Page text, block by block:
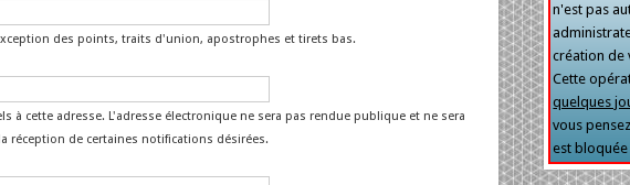
des points, traits d'union, apostrophes et tirets bas.
à cette adresse. L'adresse électronique ne sera pas rendue publique et ne sera
réception de certaines notifications désirées.
n'est pas
création de
Cette
quelques
vous
est